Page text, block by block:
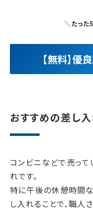
＼たった
【無料】優
おすすめの差し
コンビニなどで売っ
れです。
特に午後の休憩時間
し入れることで、職人